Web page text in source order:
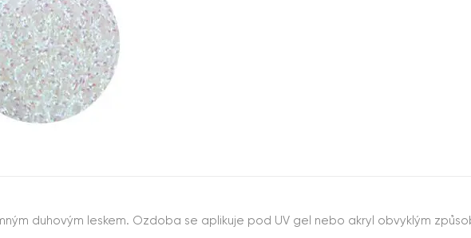
duhovým leskem. Ozdoba se aplikuje pod UV gel nebo akryl obvyklým